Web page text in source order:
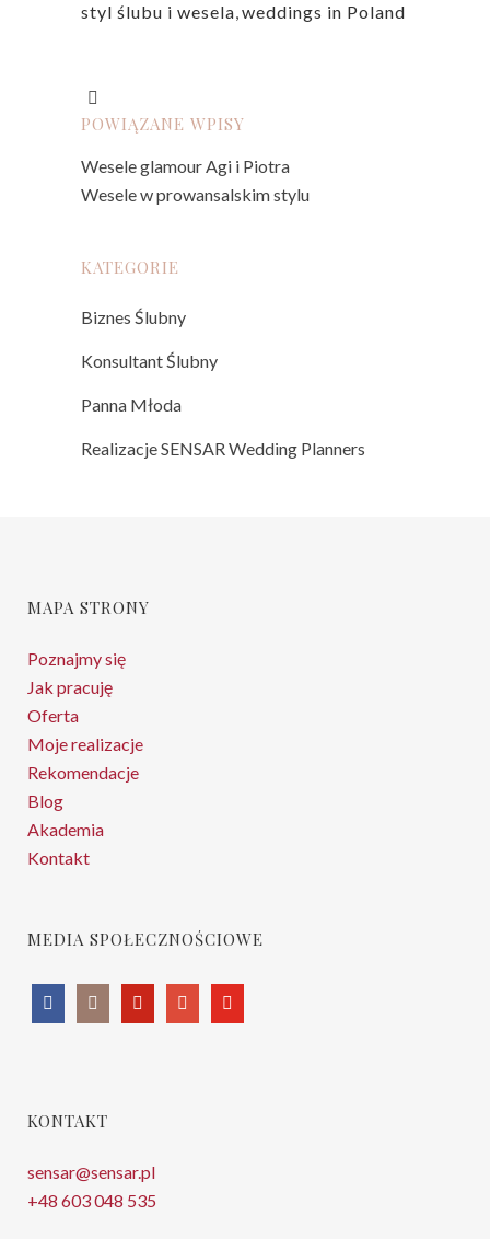
styl ślubu i wesela,weddings in Poland
POWIĄZANE WPISY
Wesele glamour Agi i Piotra
Wesele w prowansalskim stylu
KATEGORIE
Biznes Ślubny
Konsultant Ślubny
Panna Młoda
Realizacje SENSAR Wedding Planners
MAPA STRONY
Poznajmy się
Jak pracuję
Oferta
Moje realizacje
Rekomendacje
Blog
Akademia
Kontakt
MEDIA SPOŁECZNOŚCIOWE
KONTAKT
sensar@sensar.pl
+48 603 048 535